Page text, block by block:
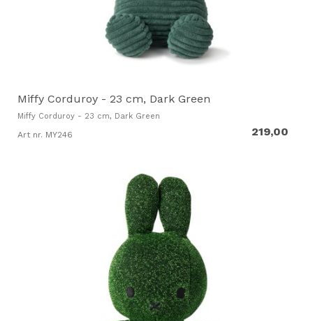
Miffy Corduroy - 23 cm, Dark Green
Miffy Corduroy - 23 cm, Dark Green
Art nr. MY246 219,00